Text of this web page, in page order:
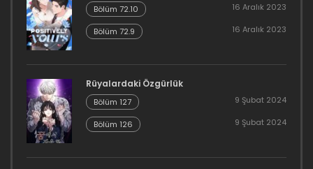
19 Haziran 2023
Bölüm 108
Bölüm 107
11 Haziran 2023
Bölüm 72.10 16 Aralık 2023
Bölüm 72.9 16 Aralık 2023
Rüyalardaki Özgürlük
Bölüm 127 9 Şubat 2024
Bölüm 126 9 Şubat 2024